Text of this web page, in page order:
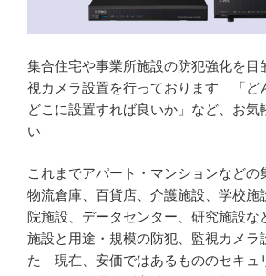
集合住宅や事業所施設の防犯強化を目
視カメラ設置を行っております 「ど
どこに設置すれば良いか」など、お気
い
これまでアパート・マンションなどの
物流倉庫、百貨店、介護施設、学校施
院施設、データセンター、研究施設な
施設と用途・規模の防犯、監視カメラ
た 現在、安価ではあるもののセキュ